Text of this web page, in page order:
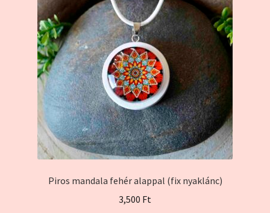
változatok
termékoldalon
választhatók
ki
Piros mandala fehér alappal (fix nyaklánc)
3,500 Ft